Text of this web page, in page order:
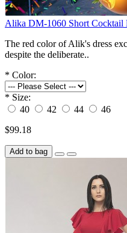
Alika DM-1060 Short Cocktail
The red color of Alik's dress
despite the deliberate..
* Color:
* Size:
40
42 44
46
$99.18
Add to bag